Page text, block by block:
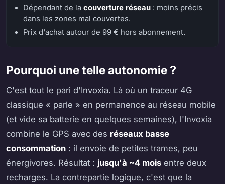
Dépendant de la couverture réseau: moins précis
dans les zones mal couvertes.
Prix d'achat autour de 99 € hors abonnement.
Pourquoi une telle autonomie ?
C'est tout le pari d'Invoxia. Là où un traceur 4G
classique « parle » en permanence au réseau mobile
(et vide sa batterie en quelques semaines), l'Invoxia
combine le GPS avec des réseaux basse
consommation : il envoie de petites trames, peu
énergivores. Résultat : jusqu'à ~4 mois entre deux
recharges. La contrepartie logique, c'est que la